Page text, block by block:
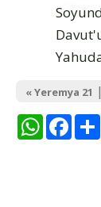
« Yeremya 21 |